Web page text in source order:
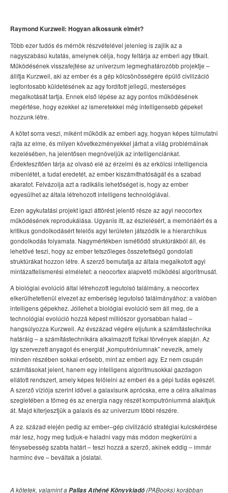
Raymond Kurzweil: Hogyan alkossunk elmét?
Több ezer tudós és mérnök részvételével jelenleg is zajlik az a
nagyszabású kutatás, amelynek célja, hogy feltárja az emberi agy titkait.
Működésének visszafejtése az univerzum legmeghatározóbb projektje –
állítja Kurzweil, aki az ember és a gép kölcsönösségére épülő civilizáció
legfontosabb küldetésének az agy fordított jellegű, mesterséges
megalkotását tartja. Ennek első lépése az agy pontos működésének
megértése, hogy ezekkel az ismeretekkel még intelligensebb gépeket
hozzunk létre.
A kötet sorra veszi, miként működik az emberi agy, hogyan képes túlmutatni
rajta az elme, és milyen következményekkel járhat a világ problémáinak
kezelésében, ha jelentősen megnöveljük az intelligenciánkat.
Érdekfeszítően tárja az olvasó elé az érzelmi és az erkölcsi intelligencia
mibenlétét, a tudat eredetét, az ember kiszámíthatóságát és a szabad
akaratot. Felvázolja azt a radikális lehetőséget is, hogy az ember
egyesülhet az általa létrehozott intelligens technológiával.
Ezen agykutatási projekt igazi áttörést jelentő része az agyi neocortex
működésének reprodukálása. Ugyanis itt, az észlelésért, a memóriáért és a
kritikus gondolkodásért felelős agyi területen játszódik le a hierarchikus
gondolkodás folyamata. Nagymértékben ismétlődő struktúrákból áll, és
lehetővé teszi, hogy az ember tetszőleges összetettségű gondolati
struktúrákat hozzon létre. A szerző bemutatja az általa megalkotott agyi
mintázatfelismerési elméletet: a neocortex alapvető működési algoritmusát.
A biológiai evolúció által létrehozott legutolsó találmány, a neocortex
elkerülhetetlenül elvezet az emberiség legutolsó találmányához: a valóban
intelligens gépekhez. Jóllehet a biológiai evolúció sem áll meg, de a
technológiai evolúció hozzá képest milliószor gyorsabban halad –
hangsúlyozza Kurzweil. Az évszázad végére eljutunk a számítástechnika
határáig – a számítástechnikára alkalmazott fizikai törvények alapján. Az
így szervezett anyagot és energiát „komputróniumnak” nevezik, amely
minden részében sokkal erősebb, mint az emberi agy. Ez nem csupán
számításokat jelent, hanem egy intelligens algoritmusokkal gazdagon
ellátott rendszert, amely képes felölelni az emberi és a gépi tudás egészét.
A szerző víziója szerint idővel a galaxisunk aprócska, erre a célra alkalmas
szegletében a tömeg és az energia nagy részét komputróniummá alakítjuk
át. Majd kiterjesztjük a galaxis és az univerzum többi részére.
A 22. század elején pedig az ember–gép civilizáció stratégiai kulcskérdése
már lesz, hogy meg tudjuk-e haladni vagy más módon megkerülni a
fénysebesség szabta határt – teszi hozzá a szerző, akinek eddig ­– immár
harminc éve – beváltak a jóslatai.
A kötetek, valamint a Pallas Athéné Könyvkiadó(PABooks) korábban